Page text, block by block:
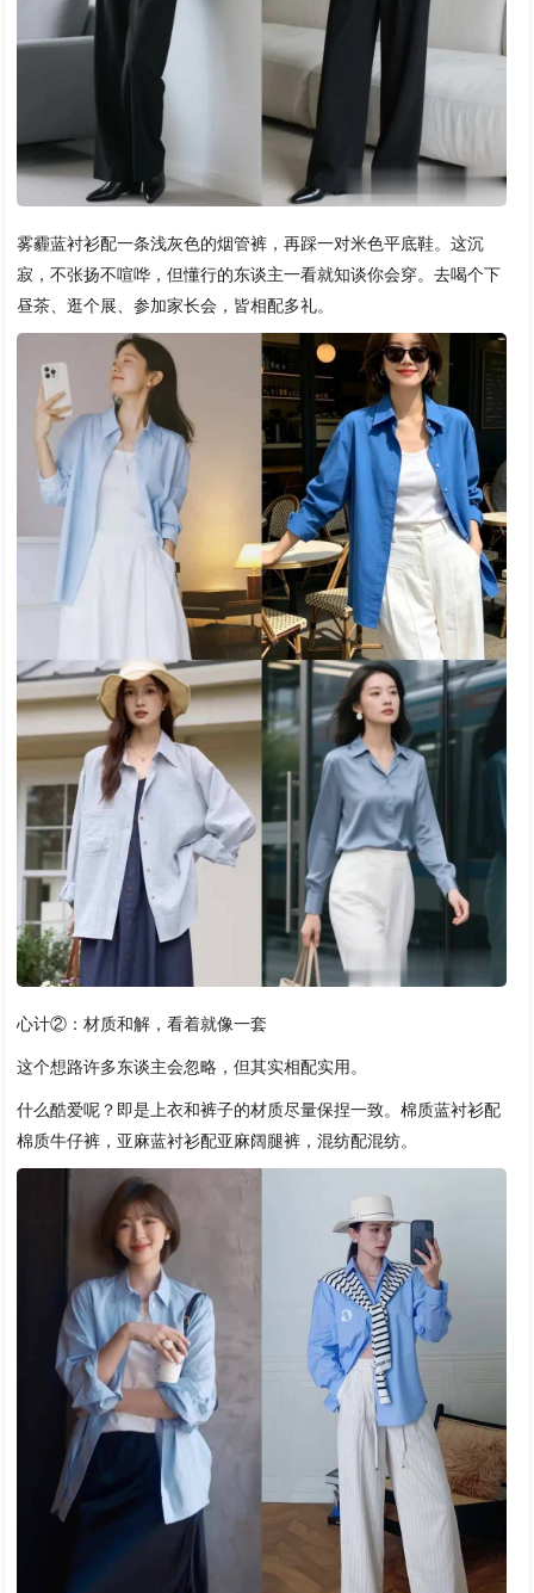
雾霾蓝衬衫配一条浅灰色的烟管裤，再踩一对米色平底鞋。这沉
寂，不张扬不喧哗，但懂行的东谈主一看就知谈你会穿。去喝个下
昼茶、逛个展、参加家长会，皆相配多礼。
心计②：材质和解，看着就像一套
这个想路许多东谈主会忽略，但其实相配实用。
什么酷爱呢？即是上衣和裤子的材质尽量保捏一致。棉质蓝衬衫配
棉质牛仔裤，亚麻蓝衬衫配亚麻阔腿裤，混纺配混纺。